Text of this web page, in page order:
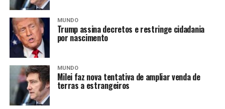
MUNDO
Trump assina decretos e restringe cidadania
por nascimento
MUNDO
Milei faz nova tentativa de ampliar venda de
terras a estrangeiros